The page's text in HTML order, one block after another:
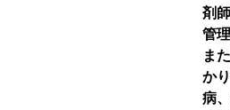
剤
管
ま
か
病